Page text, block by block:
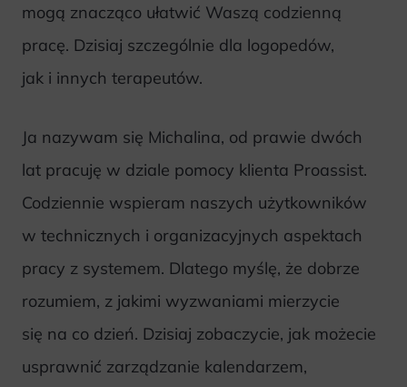
mogą znacząco ułatwić Waszą codzienną
pracę. Dzisiaj szczególnie dla logopedów,
jak i innych terapeutów.
Ja nazywam się Michalina, od prawie dwóch
lat pracuję w dziale pomocy klienta Proassist.
Codziennie wspieram naszych użytkowników
w technicznych i organizacyjnych aspektach
pracy z systemem. Dlatego myślę, że dobrze
rozumiem, z jakimi wyzwaniami mierzycie
się na co dzień. Dzisiaj zobaczycie, jak możecie
usprawnić zarządzanie kalendarzem,